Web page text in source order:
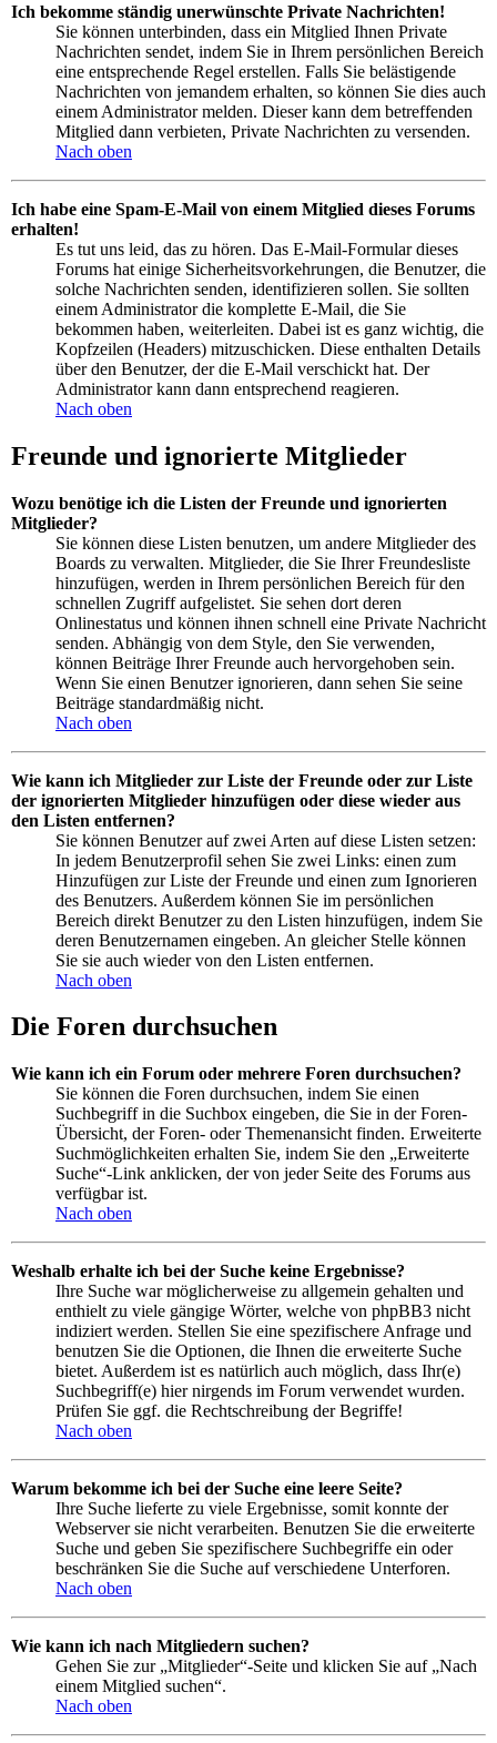
Ich bekomme ständig unerwünschte Private Nachrichten!
Sie können unterbinden, dass ein Mitglied Ihnen Private
Nachrichten sendet, indem Sie in Ihrem persönlichen Bereich
eine entsprechende Regel erstellen. Falls Sie belästigende
Nachrichten von jemandem erhalten, so können Sie dies auch
einem Administrator melden. Dieser kann dem betreffenden
Mitglied dann verbieten, Private Nachrichten zu versenden.
Nach oben
Ich habe eine Spam-E-Mail von einem Mitglied dieses Forums
erhalten!
Es tut uns leid, das zu hören. Das E-Mail-Formular dieses
Forums hat einige Sicherheitsvorkehrungen, die Benutzer, die
solche Nachrichten senden, identifizieren sollen. Sie sollten
einem Administrator die komplette E-Mail, die Sie
bekommen haben, weiterleiten. Dabei ist es ganz wichtig, die
Kopfzeilen (Headers) mitzuschicken. Diese enthalten Details
über den Benutzer, der die E-Mail verschickt hat. Der
Administrator kann dann entsprechend reagieren.
Nach oben
Freunde und ignorierte Mitglieder
Wozu benötige ich die Listen der Freunde und ignorierten
Mitglieder?
Sie können diese Listen benutzen, um andere Mitglieder des
Boards zu verwalten. Mitglieder, die Sie Ihrer Freundesliste
hinzufügen, werden in Ihrem persönlichen Bereich für den
schnellen Zugriff aufgelistet. Sie sehen dort deren
Onlinestatus und können ihnen schnell eine Private Nachricht
senden. Abhängig von dem Style, den Sie verwenden,
können Beiträge Ihrer Freunde auch hervorgehoben sein.
Wenn Sie einen Benutzer ignorieren, dann sehen Sie seine
Beiträge standardmäßig nicht.
Nach oben
Wie kann ich Mitglieder zur Liste der Freunde oder zur Liste
der ignorierten Mitglieder hinzufügen oder diese wieder aus
den Listen entfernen?
Sie können Benutzer auf zwei Arten auf diese Listen setzen:
In jedem Benutzerprofil sehen Sie zwei Links: einen zum
Hinzufügen zur Liste der Freunde und einen zum Ignorieren
des Benutzers. Außerdem können Sie im persönlichen
Bereich direkt Benutzer zu den Listen hinzufügen, indem Sie
deren Benutzernamen eingeben. An gleicher Stelle können
Sie sie auch wieder von den Listen entfernen.
Nach oben
Die Foren durchsuchen
Wie kann ich ein Forum oder mehrere Foren durchsuchen?
Sie können die Foren durchsuchen, indem Sie einen
Suchbegriff in die Suchbox eingeben, die Sie in der Foren-
Übersicht, der Foren- oder Themenansicht finden. Erweiterte
Suchmöglichkeiten erhalten Sie, indem Sie den „Erweiterte
Suche“-Link anklicken, der von jeder Seite des Forums aus
verfügbar ist.
Nach oben
Weshalb erhalte ich bei der Suche keine Ergebnisse?
Ihre Suche war möglicherweise zu allgemein gehalten und
enthielt zu viele gängige Wörter, welche von phpBB3 nicht
indiziert werden. Stellen Sie eine spezifischere Anfrage und
benutzen Sie die Optionen, die Ihnen die erweiterte Suche
bietet. Außerdem ist es natürlich auch möglich, dass Ihr(e)
Suchbegriff(e) hier nirgends im Forum verwendet wurden.
Prüfen Sie ggf. die Rechtschreibung der Begriffe!
Nach oben
Warum bekomme ich bei der Suche eine leere Seite?
Ihre Suche lieferte zu viele Ergebnisse, somit konnte der
Webserver sie nicht verarbeiten. Benutzen Sie die erweiterte
Suche und geben Sie spezifischere Suchbegriffe ein oder
beschränken Sie die Suche auf verschiedene Unterforen.
Nach oben
Wie kann ich nach Mitgliedern suchen?
Gehen Sie zur „Mitglieder“-Seite und klicken Sie auf „Nach
einem Mitglied suchen“.
Nach oben